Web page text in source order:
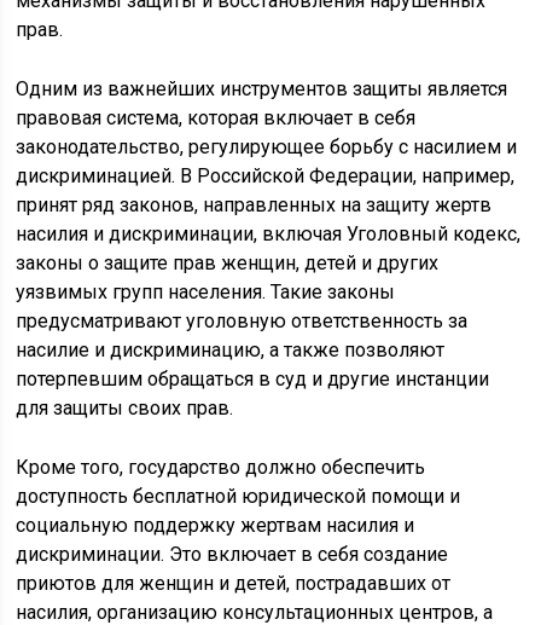
прав.
Одним из важнейших инструментов защиты является
правовая система, которая включает в себя
законодательство, регулирующее борьбу с насилием и
дискриминацией. В Российской Федерации, например,
принят ряд законов, направленных на защиту жертв
насилия и дискриминации, включая Уголовный кодекс,
законы о защите прав женщин, детей и других
уязвимых групп населения. Такие законы
предусматривают уголовную ответственность за
насилие и дискриминацию, а также позволяют
потерпевшим обращаться в суд и другие инстанции
для защиты своих прав.
Кроме того, государство должно обеспечить
доступность бесплатной юридической помощи и
социальную поддержку жертвам насилия и
дискриминации. Это включает в себя создание
приютов для женщин и детей, пострадавших от
насилия, организацию консультационных центров, а